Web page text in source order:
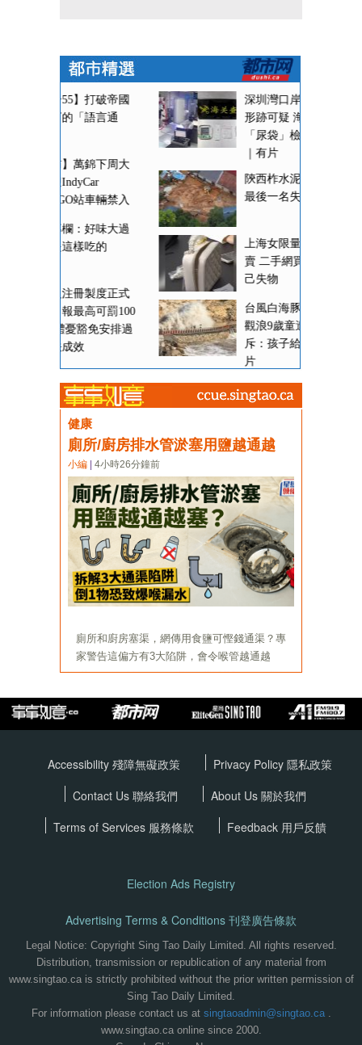
Accessibility 殘障無礙政策 Privacy Policy 隱私政策
Contact Us 聯絡我們
About Us 關於我們
Terms of Services 服務條款 Feedback 用戶反饋
Election Ads Registry
Advertising Terms & Conditions 刊登廣告條款
Legal Notice: Copyright Sing Tao Daily Limited. All rights reserved.
Distribution, transmission or republication of any material from
www.singtao.ca is strictly prohibited without the prior written permission of
Sing Tao Daily Limited.
For information please contact us at singtaoadmin@singtao.ca.
www.singtao.ca online since 2000.